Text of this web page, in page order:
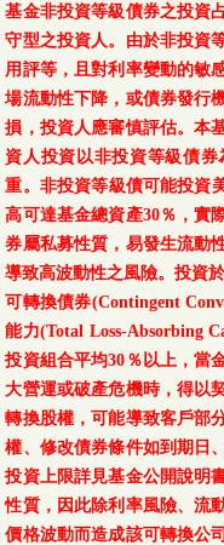
基金非投資等級債券之投資
守型之投資人。由於非投資
用評等，且對利率變動的敏
場流動性下降，或債券發行
損，投資人應審慎評估。本
資人投資以非投資等級債
重。非投資等級債可能投資
高可達基金總資產30％，實
券屬私募性質，易發生流動
導致高波動性之風險。投資
可轉換債券(Contingent
能力(Total Loss-Absorbing
投資組合平均30％以上，當
大營運或破產危機時，得以
轉換股權，可能導致客戶部
權、修改債券條件如到期日
投資上限詳見基金公開說明
性質，因此除利率風險、流
價格波動而造成該可轉換公